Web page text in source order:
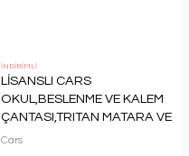
İNDİRİMLİ
LİSANSLI CARS
OKUL,BESLENME VE KALEM
ÇANTASI,TRITAN MATARA VE
BESLENME KUTUSU SETİ
Cars